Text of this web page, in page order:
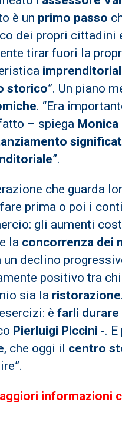
è un primo passo
dei propri cittadini
tirar fuori la
storico”. Un piano
. “Era
– spiega Monica
”.
che guarda
prima o poi i
gli aumenti
e la concorrenza dei
un declino
positivo tra
sia la ristorazione
è farli durare
Pierluigi Piccini -.
, che oggi il centro
informazioni